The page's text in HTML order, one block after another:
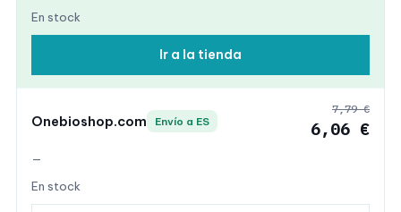
En stock
Ir a la tienda
Onebioshop.com Envío a ES
—
En stock
7,79 €
6,06 €